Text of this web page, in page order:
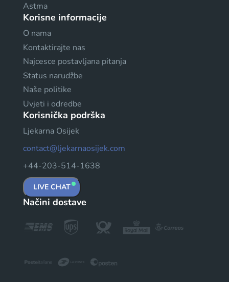
Astma
Korisne informacije
O nama
Kontaktirajte nas
Najcesce postavljana pitanja
Status narudžbe
Naše politike
Uvjeti i odredbe
Korisnička podrška
Ljekarna Osijek
contact@ljekarnaosijek.com
+44-203-514-1638
LIVE CHAT
Načini dostave